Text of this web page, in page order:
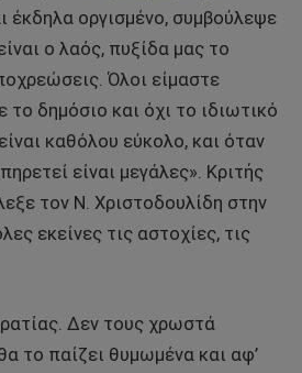
έκδηλα οργισμένο, συμβούλεψε
ο λαός, πυξίδα μας το
Όλοι είμαστε
δημόσιο και όχι το ιδιωτικό
καθόλου εύκολο, και όταν
είναι μεγάλες». Κριτής
τον Ν. Χριστοδουλίδη στην
εκείνες τις αστοχίες, τις
Δεν τους χρωστά
το παίζει θυμωμένα και αφ’